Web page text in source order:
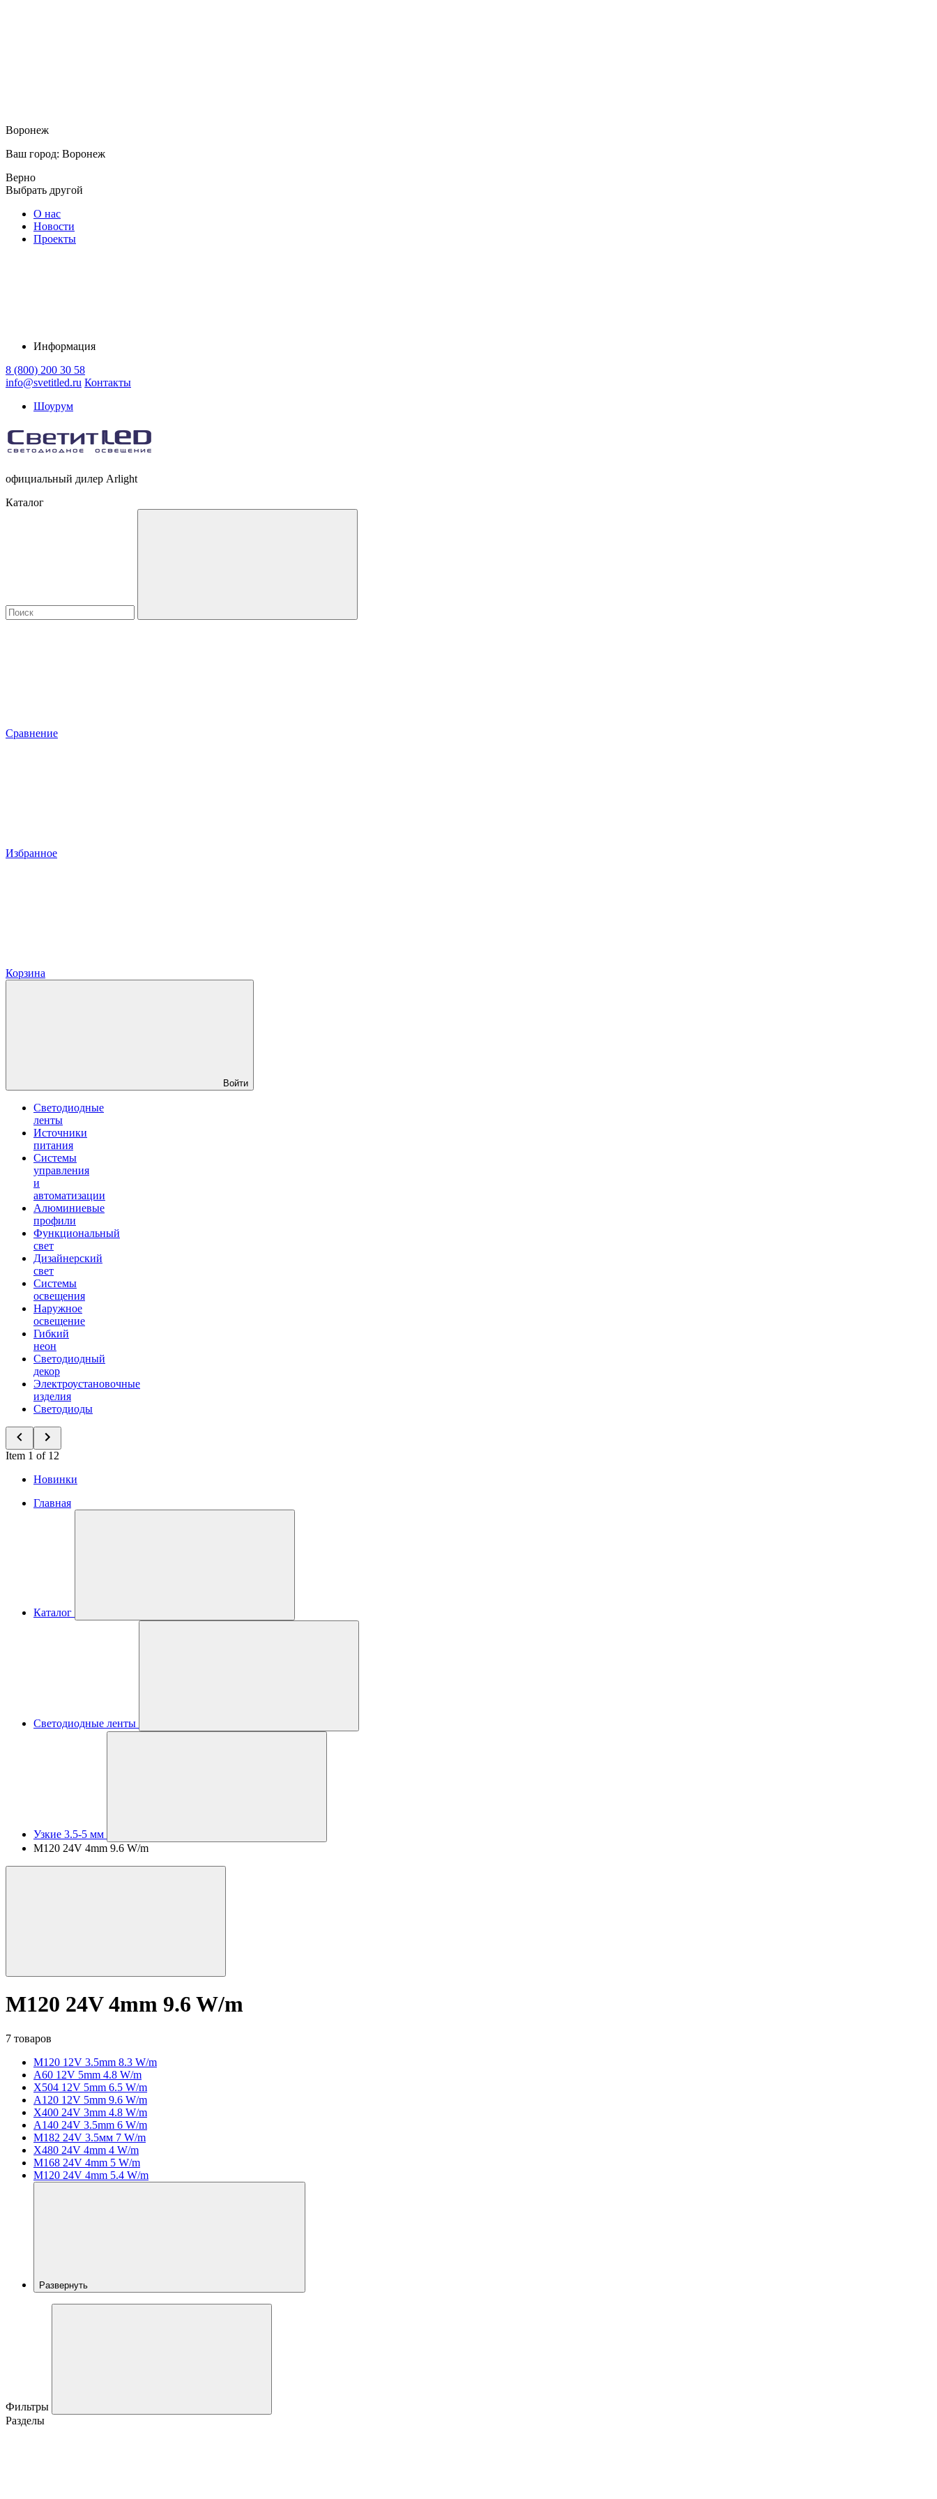
Воронеж
Ваш город: Воронеж
Верно
Выбрать другой
О нас
Новости
Проекты
Информация
8 (800) 200 30 58
info@svetitled.ru Контакты
Шоурум
официальный дилер Arlight
Каталог
Сравнение
Избранное
Корзина
Войти
Светодиодные
ленты
Источники
питания
Системы
управления
и
автоматизации
Алюминиевые
профили
Функциональный
свет
Дизайнерский
свет
Системы
освещения
Наружное
освещение
Гибкий
неон
Светодиодный
декор
Электроустановочные
изделия
Светодиоды
Item 1 of 12
Новинки
Главная
Каталог
Светодиодные ленты
Узкие 3.5-5 мм
M120 24V 4mm 9.6 W/m
M120 24V 4mm 9.6 W/m
7 товаров
M120 12V 3.5mm 8.3 W/m
A60 12V 5mm 4.8 W/m
X504 12V 5mm 6.5 W/m
A120 12V 5mm 9.6 W/m
X400 24V 3mm 4.8 W/m
A140 24V 3.5mm 6 W/m
M182 24V 3.5мм 7 W/m
X480 24V 4mm 4 W/m
M168 24V 4mm 5 W/m
M120 24V 4mm 5.4 W/m
Развернуть
Фильтры
Разделы